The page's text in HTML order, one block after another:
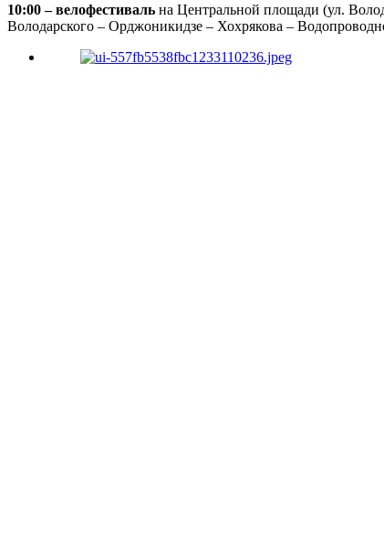
10:00 – велофестиваль на Центральной площади (ул.
Володарского – Орджоникидзе – Хохрякова –